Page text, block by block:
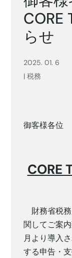
CORE
らせ
2025. 01. 6
|税務
御客様各位
CORE
財務省税務
関してご案
月より導入
する申告・